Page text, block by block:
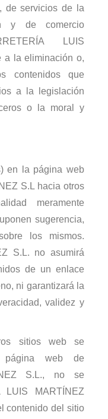
de servicios de la
y de comercio
LUIS
a la eliminación o,
contenidos que
a la legislación
o la moral y
en la página web
S.L hacia otros
meramente
sugerencia,
los mismos.
S.L. no asumirá
de un enlace
ni garantizará la
validez y
sitios web se
página web de
S.L., no se
LUIS MARTÍNEZ
contenido del sitio